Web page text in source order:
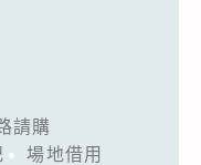
請購
場地借用